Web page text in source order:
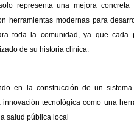
representa una mejora
herramientas modernas para
toda la comunidad, ya que cada
de su historia clínica.
en la construcción de un
tecnológica como una
salud pública local